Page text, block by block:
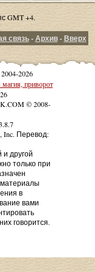
GMT +4.
связь-Архив-Вверх
2026
приворот
© 2008-
Inc. Перевод:
другой
только при
в
вами
говорится.